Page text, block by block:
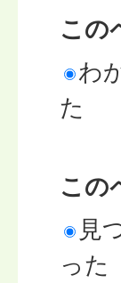
この
わ
た
この
見
った